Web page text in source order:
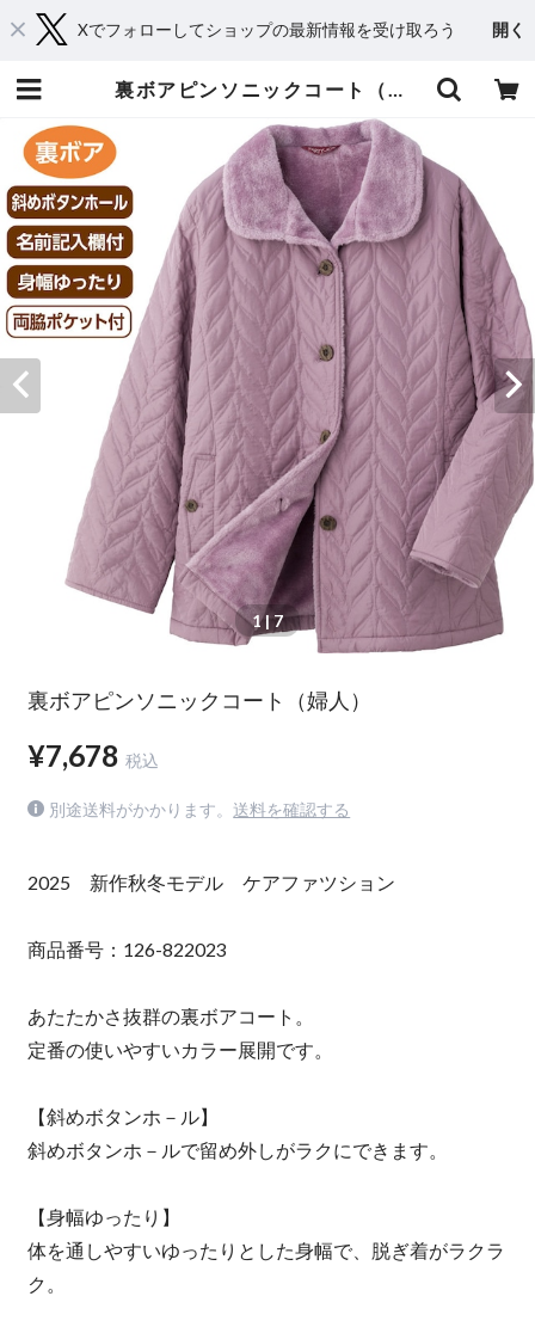
Xでフォローしてショップの最新情報を受け取ろう 開く
裏ボアピンソニックコート（婦人） | おしゃれシニアの衣料品店 コタケ
1| 7
裏ボアピンソニックコート（婦人）
¥7,678 税込
別途送料がかかります。 送料を確認する
2025 新作秋冬モデル ケアファツション
商品番号：126-822023
あたたかさ抜群の裏ボアコート。
定番の使いやすいカラー展開です。
【斜めボタンホ－ル】
斜めボタンホ－ルで留め外しがラクにできます。
【身幅ゆったり】
体を通しやすいゆったりとした身幅で、脱ぎ着がラクラ
ク。